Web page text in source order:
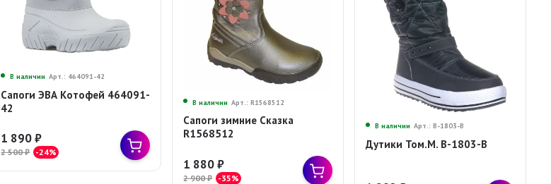
В наличии Арт.: 464091-42
Сапоги ЭВА Котофей 464091-
42
1 890₽
2 500₽ -24%
В наличии Арт.: R1568512
Сапоги зимние Сказка
R1568512
1 880₽
2 900₽ -35%
В наличии Арт.: В-1803-В
Дутики Том.М. В-1803-В